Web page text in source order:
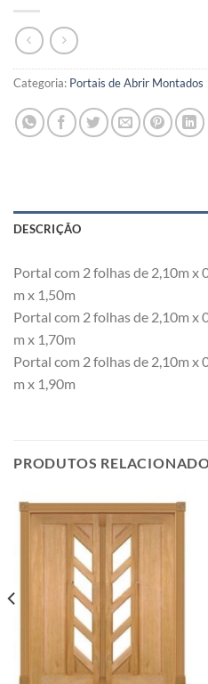
Categoria: Portais de Abrir Montados
DESCRIÇÃO
Portal com 2 folhas de 2,10m x
m x 1,50m
Portal com 2 folhas de 2,10m x
m x 1,70m
Portal com 2 folhas de 2,10m x
m x 1,90m
PRODUTOS